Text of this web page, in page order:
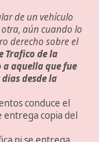
de un vehículo
aún cuando lo
derecho sobre el
Trafico de la
aquella que fue
diasdesde la
conduce el
copia del